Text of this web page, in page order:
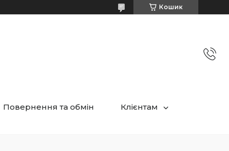
Кошик
Повернення та обмін Клієнтам